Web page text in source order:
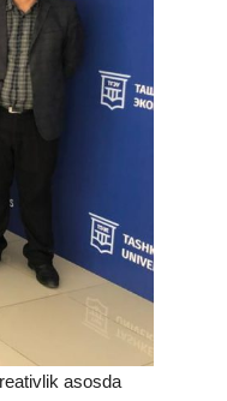
asosda